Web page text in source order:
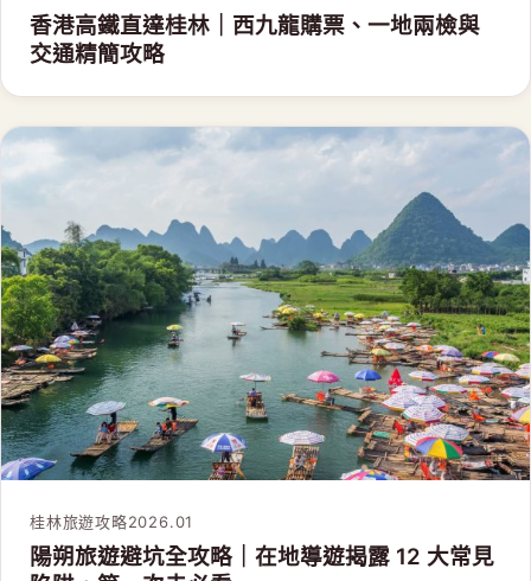
香港高鐵直達桂林｜西九龍購票、一地兩檢與
交通精簡攻略
桂林旅遊攻略2026.01
陽朔旅遊避坑全攻略｜在地導遊揭露 12 大常見